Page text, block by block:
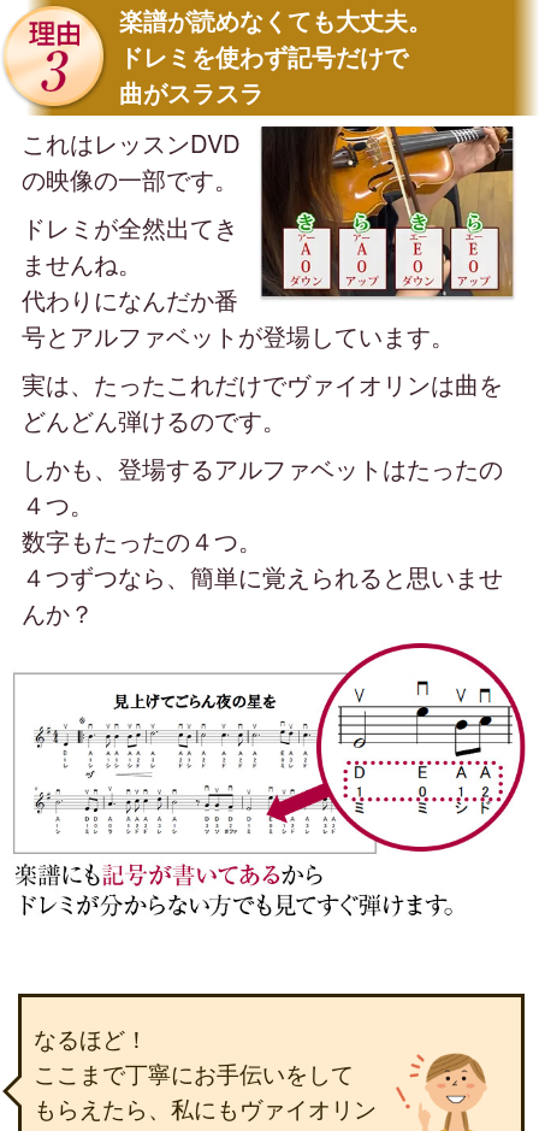
楽譜が読めなくても大丈夫。
ドレミを使わず記号だけで
曲がスラスラ
これはレッスンDVD
の映像の一部です。
ドレミが全然出てき
ませんね。
代わりになんだか番
号と アルファベットが登場しています。
実は、たったこれだけでヴァイオリンは曲を
どんどん弾けるのです。
しかも、登場するアルファベットはたったの
４つ。
数字もたったの４つ。
４つずつなら、簡単に覚えられると思いませ
んか？
なるほど！
ここまで丁寧にお手伝いをして
もらえたら、 私にもヴァイオリン